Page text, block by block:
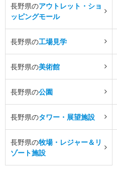
長野県のアウトレット・ショ
ッピングモール
長野県の工場見学
長野県の美術館
長野県の公園
長野県のタワー・展望施設
長野県の牧場・レジャー＆リ
ゾート施設